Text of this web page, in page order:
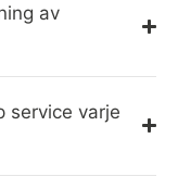
av
service varje